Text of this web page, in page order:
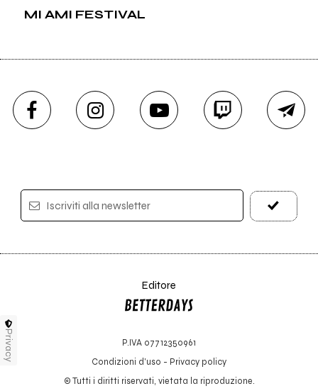
MI AMI FESTIVAL
Iscriviti alla newsletter
Editore
P.IVA 07712350961
Condizioni d'uso - Privacy policy
© Tutti i diritti riservati, vietata la riproduzione.
Privacy